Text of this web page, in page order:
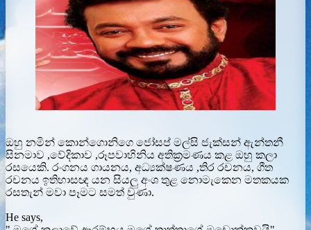
ඔහු නමින් කොන්ගොනිගෙ ජෝසප් මල්සි ජැක්සන් ඇන්තනී
සිනමාව ,වේදිකාව ,රූපවාහිනිය අතික්‍රමණය කළ ඔහු කලා
රසයෙකි. රංගනය ගායනය, අධ්‍යක්ෂණය ,තිර රචනය, ගීත
රචනය ඉතිහාසඥ යන සියලු අංශ තුළ නොමැකෙන මතකයක
රසතැන් මවා පෑමට සමත් වුණා.
He says,